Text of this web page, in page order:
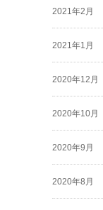
2021年2月
2021年1月
2020年12月
2020年10月
2020年9月
2020年8月